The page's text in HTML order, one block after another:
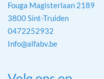
Fouga Magisterlaan 2189
3800 Sint-Truiden
0472252932
Info@alfabv.be